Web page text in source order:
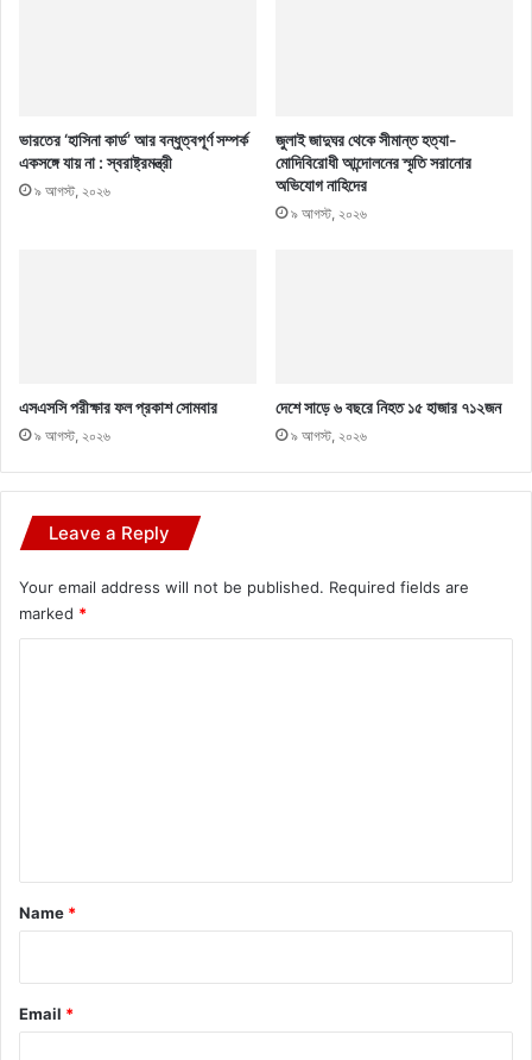
ভারতের ‘হাসিনা কার্ড’ আর বন্ধুত্বপূর্ণ সম্পর্ক
একসঙ্গে যায় না : স্বরাষ্ট্রমন্ত্রী
৯ আগস্ট, ২০২৬
জুলাই জাদুঘর থেকে সীমান্ত হত্যা-
মোদিবিরোধী আন্দোলনের স্মৃতি সরানোর
অভিযোগ নাহিদের
৯ আগস্ট, ২০২৬
এসএসসি পরীক্ষার ফল প্রকাশ সোমবার
৯ আগস্ট, ২০২৬
দেশে সাড়ে ৬ বছরে নিহত ১৫ হাজার ৭১২জন
৯ আগস্ট, ২০২৬
Leave a Reply
Your email address will not be published. Required fields are
marked *
*
Name *
Email *